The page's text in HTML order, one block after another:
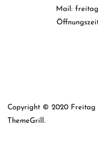
Mail:
Copyright © 2020 Freitag
ThemeGrill.